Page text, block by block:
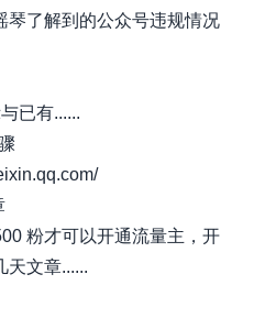
琴了解到的公众号违规情况
已有......
粉才可以开通流量主，开
天文章......